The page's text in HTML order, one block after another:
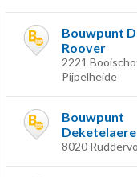
Bouwpunt
Roover
2221
Pijpelheide
Bouwpunt
Deketelaere
8020